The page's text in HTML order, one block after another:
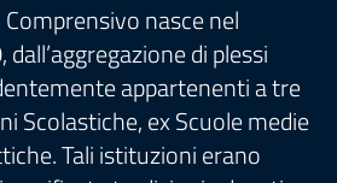
nasce nel
di plessi
appartenenti a tre
Scolastiche, ex Scuole medie
Tali istituzioni erano